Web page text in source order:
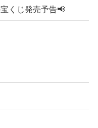
宝くじ発売予告📢